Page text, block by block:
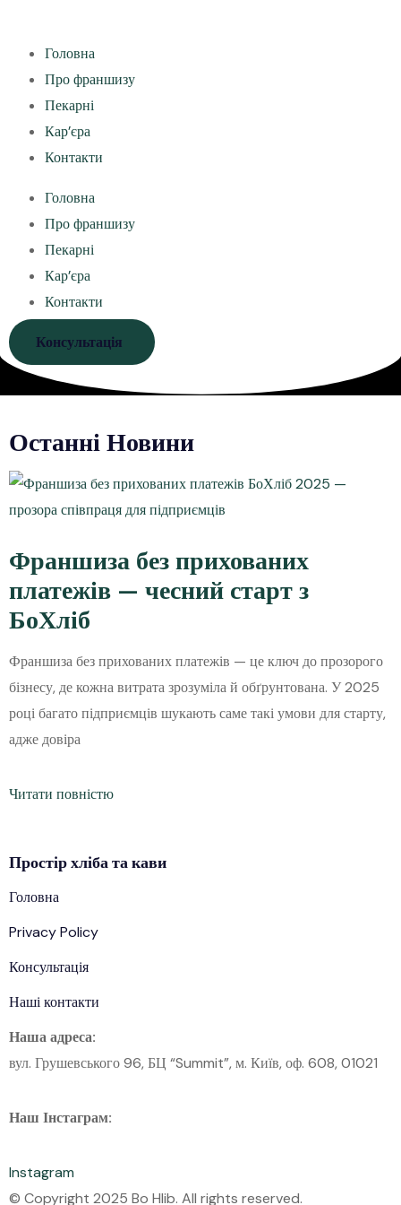
Головна
Про франшизу
Пекарні
Кар’єра
Контакти
Головна
Про франшизу
Пекарні
Кар’єра
Контакти
Консультація
Останні Новини
Франшиза без прихованих
платежів — чесний старт з
БоХліб
Франшиза без прихованих платежів — це ключ до прозорого
бізнесу, де кожна витрата зрозуміла й обґрунтована. У 2025
році багато підприємців шукають саме такі умови для старту,
адже довіра
Читати повністю
Простірхлібата кави
Головна
Privacy Policy
Консультація
Наші контакти
Наша адреса:
вул. Грушевського 96, БЦ “Summit”, м. Київ, оф. 608, 01021
Наш Інстаграм:
Instagram
© Copyright 2025 Bo Hlib. All rights reserved.